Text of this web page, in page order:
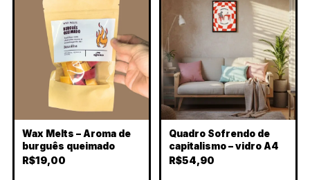
Wax Melts – Aroma de
burguês queimado
R$19,00
Quadro Sofrendo de
capitalismo – vidro A4
R$54,90